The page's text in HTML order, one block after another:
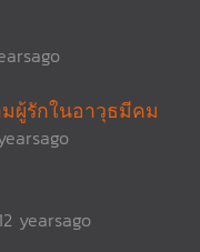
ผู้รักในอาวุธมีคม
12 yearsago